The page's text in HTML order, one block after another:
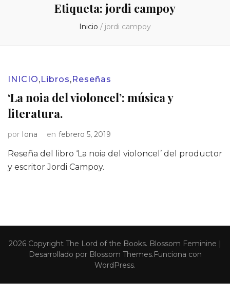
Etiqueta: jordi campoy
Inicio / jordi campoy
INICIO,Libros,Reseñas
‘La noia del violoncel’: música y
literatura.
por Iona en febrero 5, 2019
Reseña del libro ‘La noia del violoncel’ del productor
y escritor Jordi Campoy.
2026 Copyright The Lord of the Books. Blossom Feminine |
Desarrollado por Blossom Themes.Funciona con
WordPress.